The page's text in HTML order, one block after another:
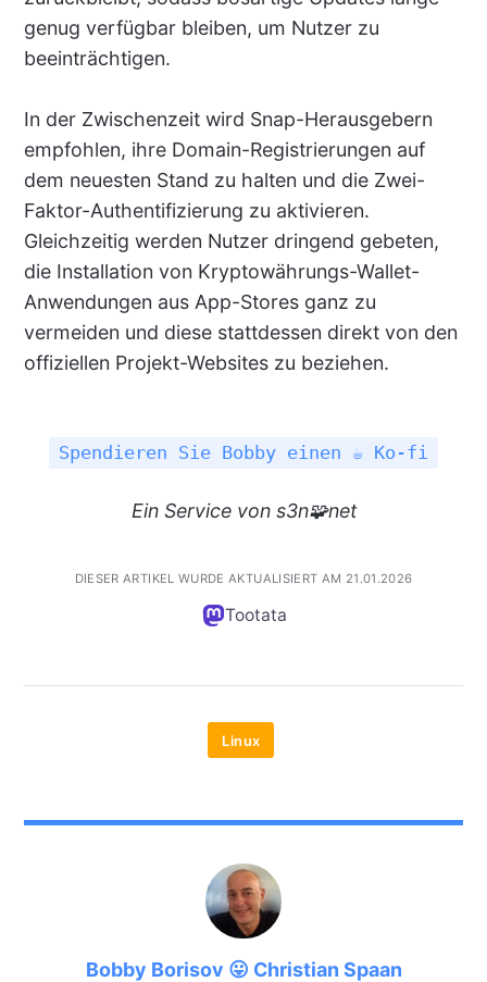
genug verfügbar bleiben, um Nutzer zu
beeinträchtigen.
In der Zwischenzeit wird Snap-Herausgebern
empfohlen, ihre Domain-Registrierungen auf
dem neuesten Stand zu halten und die Zwei-
Faktor-Authentifizierung zu aktivieren.
Gleichzeitig werden Nutzer dringend gebeten,
die Installation von Kryptowährungs-Wallet-
Anwendungen aus App-Stores ganz zu
vermeiden und diese stattdessen direkt von den
offiziellen Projekt-Websites zu beziehen.
Spendieren Sie Bobby einen ☕ Ko-fi
Ein Servicevon s3n🧩net
DIESER ARTIKEL WURDE AKTUALISIERT AM 21.01.2026
Tootata
Linux
Bobby Borisov 😛 Christian Spaan